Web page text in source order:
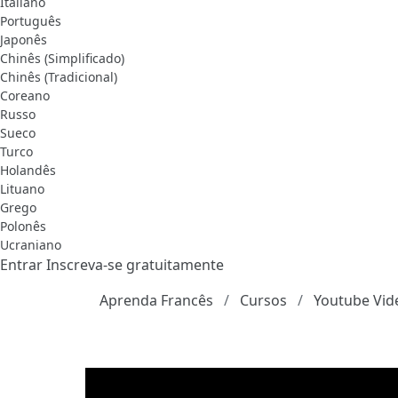
Português
Japonês
Chinês (Simplificado)
Chinês (Tradicional)
Coreano
Russo
Sueco
Turco
Holandês
Lituano
Grego
Polonês
Ucraniano
EntrarInscreva-se gratuitamente
Aprenda Francês
Cursos Youtube